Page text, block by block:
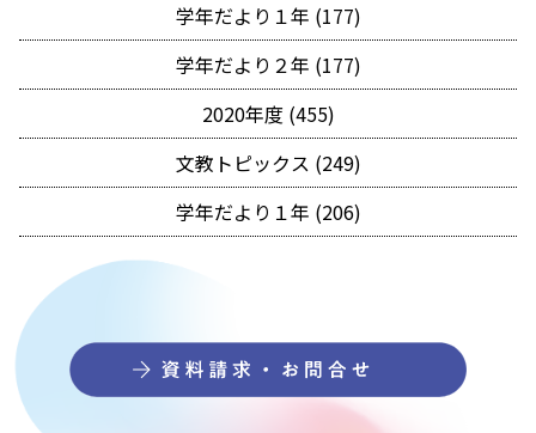
学年だより１年 (177)
学年だより２年 (177)
2020年度 (455)
文教トピックス (249)
学年だより１年 (206)